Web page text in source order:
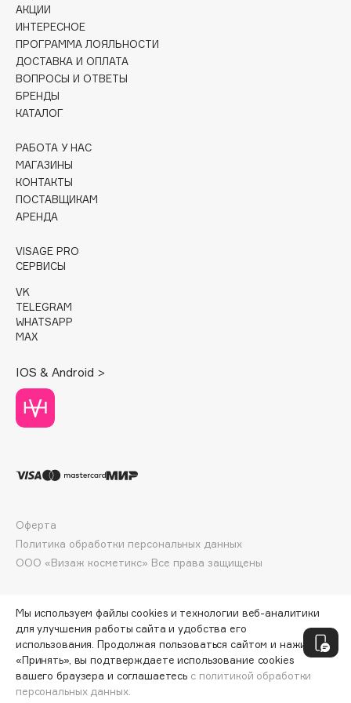
Collagenina
Consly
CosRX
Cottolina
Crescina
Cunzite
Curaprox
D
d'Alba
DARLING*
Darphin
Davines
Dessange
Dior
Divage
Dolomit
Dr. Vranjes Firenze
Dr.Althea
DSD de Luxe
Dyson
ДОБАВИТЬ В КОРЗИНУ
АКЦИИ
ИНТЕРЕСНОЕ
ПРОГРАММА ЛОЯЛЬНОСТИ
ДОСТАВКА И ОПЛАТА
ВОПРОСЫ И ОТВЕТЫ
БРЕНДЫ
КАТАЛОГ
РАБОТА У НАС
МАГАЗИНЫ
КОНТАКТЫ
ПОСТАВЩИКАМ
АРЕНДА
VISAGE PRO
СЕРВИСЫ
VK
TELEGRAM
WHATSAPP
MAX
IOS & Android >
ООО «Визаж косметикс» Все права защищены
Оферта
Политика обработки персональных данных
Мы используем файлы cookies и технологии веб-аналитики
для улучшения работы сайта и удобства его
использования. Продолжая пользоваться сайтом и нажимая
«Принять», вы подтверждаете использование cookies
вашего браузера и соглашаетесь с политикой обработки
персональных данных.